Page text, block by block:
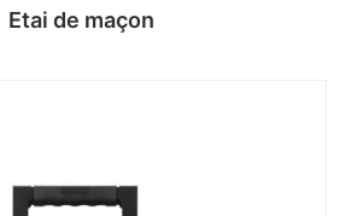
Etai de maçon